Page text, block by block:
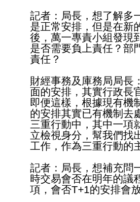
記者：局長，想了解多
是正常安排，但是在新
後，萬一專責小組發現
是否需要負上責任？部
責任？
財經事務及庫務局局長
面的安排，其實行政長
即便這樣，根據現有機
的安排其實已有機制去
三重行動中，其中一項
立檢視身分，幫我們找
工作，作為三重行動的
記者：局長，想補充問
時交易會否在明年的議
項，會否T+1的安排會